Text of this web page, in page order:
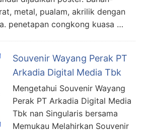
metal, pualam, akrilik dengan
penetapan congkong kuasa …
Souvenir Wayang Perak PT
Arkadia Digital Media Tbk
Mengetahui Souvenir Wayang
Perak PT Arkadia Digital Media
Tbk nan Singularis bersama
Memukau Melahirkan Souvenir